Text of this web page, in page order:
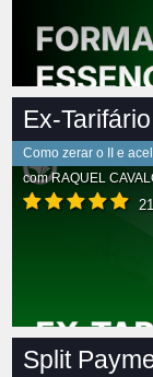
Ex-Tarifário
Como zerar o II e
comRAQUEL
Split